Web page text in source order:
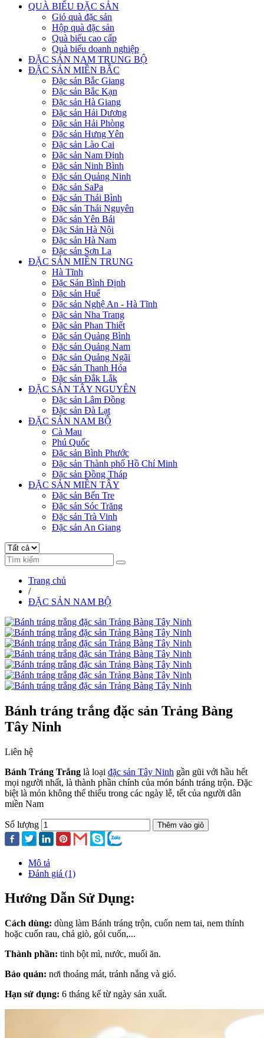
QUÀ BIẾU ĐẶC SẢN
Giỏ quà đặc sản
Hộp quà đặc sản
Quà biếu cao cấp
Quà biếu doanh nghiệp
ĐẶC SẢN NAM TRUNG BỘ
ĐẶC SẢN MIỀN BẮC
Đặc sản Bắc Giang
Đặc sản Bắc Kạn
Đặc sản Hà Giang
Đặc sản Hải Dương
Đặc sản Hải Phòng
Đặc sản Hưng Yên
Đặc sản Lào Cai
Đặc sản Nam Định
Đặc sản Ninh Bình
Đặc sản Quảng Ninh
Đặc sản SaPa
Đặc sản Thái Bình
Đặc sản Thái Nguyên
Đặc sản Yên Bái
Đặc Sản Hà Nội
Đặc sản Hà Nam
Đặc sản Sơn La
ĐẶC SẢN MIỀN TRUNG
Hà Tĩnh
Đặc Sản Bình Định
Đặc sản Huế
Đặc sản Nghệ An - Hà Tĩnh
Đặc sản Nha Trang
Đặc sản Phan Thiết
Đặc sản Quảng Bình
Đặc sản Quảng Nam
Đặc sản Quảng Ngãi
Đặc sản Thanh Hóa
Đặc sản Đắk Lắk
ĐẶC SẢN TÂY NGUYÊN
Đặc sản Lâm Đồng
Đặc sản Đà Lạt
ĐẶC SẢN NAM BỘ
Cà Mau
Phú Quốc
Đặc sản Bình Phước
Đặc sản Thành phố Hồ Chí Minh
Đặc sản Đồng Tháp
ĐẶC SẢN MIỀN TÂY
Đặc sản Bến Tre
Đặc sản Sóc Trăng
Đặc sản Trà Vinh
Đặc sản An Giang
Trang chủ
/
ĐẶC SẢN NAM BỘ
Bánh tráng trắng đặc sản Trảng Bàng
Tây Ninh
Liên hệ
Bánh Tráng Trắng là loại đặc sản Tây Ninh gần gũi với hầu hết
mọi người nhất, là thành phần chính của món bánh tráng trộn. Đặc
biệt là món không thể thiếu trong các ngày lễ, tết của người dân
miền Nam
Số lượng Thêm vào giỏ
Mô tả
Đánh giá (1)
Hướng Dẫn Sử Dụng:
Cách dùng: dùng làm Bánh tráng trộn, cuốn nem tai, nem thính
hoặc cuốn rau, chả giò, gỏi cuốn,...
Thành phần: tinh bột mì, nước, muối ăn.
Bảo quản: nơi thoáng mát, tránh nắng và gió.
Hạn sử dụng: 6 tháng kể từ ngày sản xuất.